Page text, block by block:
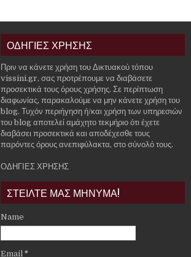
ΟΔΗΓΙΕΣ ΧΡΗΣΗΣ
Πριν να κάνετε χρήση του Δικτυακού τόπου
vissini.gr, σας προτρέπουμε να διαβάσετε
προσεκτικά τους όρους χρήσης. Σε περίπτωση
διαφωνίας, παρακαλούμε να μην κάνετε χρήση του
blog. Τυχόν περιήγηση ή/και χρήση των υπηρεσιών
του blog αποτελεί αμάχητο τεκμήριο ότι έχετε
διαβάσει προσεκτικά και αποδέχεσθε τους
παρόντες όρους ανεπιφύλακτα, στο σύνολό τους.
ΟΔΗΓΙΕΣ ΧΡΗΣΗΣ
ΣΤΕΙΛΤΕ ΜΑΣ ΜΗΝΥΜΑ!
Name
Email *